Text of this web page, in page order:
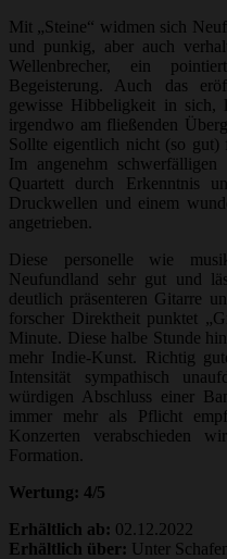
Mit „Steine“ widmen sich
und punkig, aber auch
Wellenbrecher, ein
Begeisterung. Auch das
gewisse Hibbeligkeit in sich,
irgendwo am fließenden
Sollte eigentlich nicht (so gut)
Im angenehm schwerfälligen
Quartett durch Erkenntnis
Druckwellen und einem
angetrieben.
Diese personelle wie
Neufundland sehr gut und
deutlich präsenteren Gitarre
forscher Direktheit punktet
Minute. Diese halbe Stunde
mehr Indie-Kunst. Richtig
Intensität sympathisch
würdigen Abschluss einer
immer mehr als Pflicht
Konzerten verabschieden
Formation.
Wertung: 4/5
Erhältlich ab: 02.12.2022
Erhältlich über: Unter